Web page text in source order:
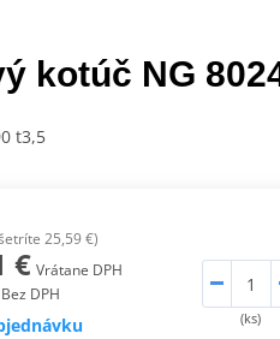
kotúč NG
t3,5
25,59 €)
€ Vrátane DPH
Bez DPH
(ks)